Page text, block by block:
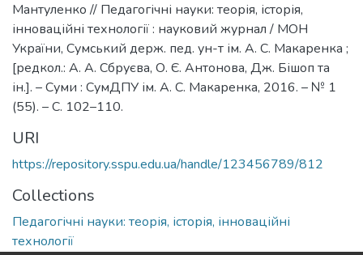
Мантуленко // Педагогічні науки: теорія, історія,
інноваційні технології : науковий журнал / МОН
України, Сумський держ. пед. ун-т ім. А. С. Макаренка ;
[редкол.: А. А. Сбруєва, О. Є. Антонова, Дж. Бішоп та
ін.]. – Суми : СумДПУ ім. А. С. Макаренка, 2016. – № 1
(55). – С. 102–110.
URI
https://repository.sspu.edu.ua/handle/123456789/812
Collections
Педагогічні науки: теорія, історія, інноваційні
технології